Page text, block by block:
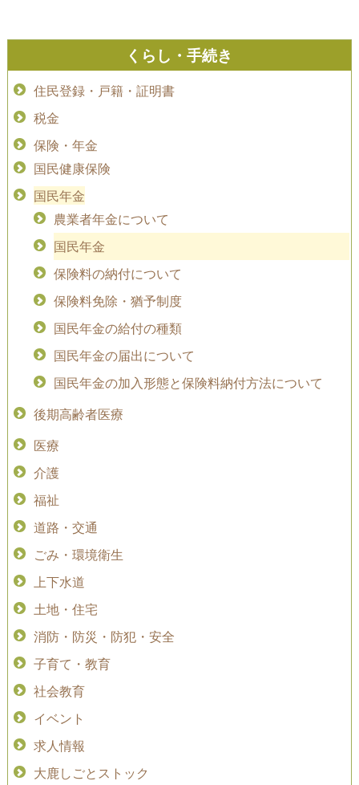
くらし・手続き
住民登録・戸籍・証明書
税金
保険・年金
国民健康保険
国民年金
農業者年金について
国民年金
保険料の納付について
保険料免除・猶予制度
国民年金の給付の種類
国民年金の届出について
国民年金の加入形態と保険料納付方法について
後期高齢者医療
医療
介護
福祉
道路・交通
ごみ・環境衛生
上下水道
土地・住宅
消防・防災・防犯・安全
子育て・教育
社会教育
イベント
求人情報
大鹿しごとストック